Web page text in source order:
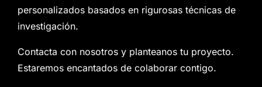
personalizados basados en rigurosas técnicas de
investigación.
Contacta con nosotros y planteanos tu proyecto.
Estaremos encantados de colaborar contigo.